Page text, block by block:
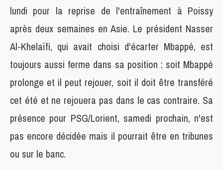
lundi pour la reprise de l'entraînement à Poissy
après deux semaines en Asie. Le président Nasser
Al-Khelaïfi, qui avait choisi d'écarter Mbappé, est
toujours aussi ferme dans sa position : soit Mbappé
prolonge et il peut rejouer, soit il doit être transféré
cet été et ne rejouera pas dans le cas contraire. Sa
présence pour PSG/Lorient, samedi prochain, n'est
pas encore décidée mais il pourrait être en tribunes
ou sur le banc.